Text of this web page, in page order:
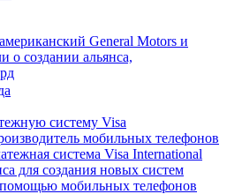
General Motors и
о создании альянса,
систему Visa
мобильных телефонов
система Visa International
для создания новых систем
мобильных телефонов